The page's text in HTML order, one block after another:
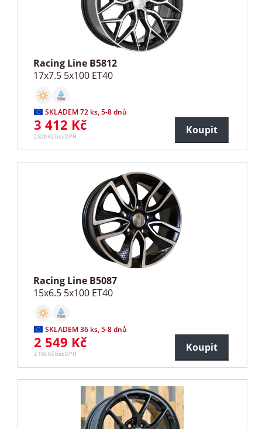
Racing Line B5812
17x7.5 5x100 ET40
SKLADEM 72 ks, 5-8 dnů
3 412 Kč
2 820 Kč bez DPH
Koupit
Racing Line B5087
15x6.5 5x100 ET40
SKLADEM 36 ks, 5-8 dnů
2 549 Kč
2 106 Kč bez DPH
Koupit